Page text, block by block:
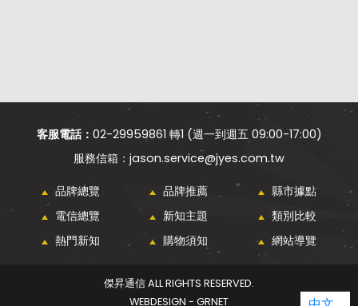
客服電話： 02-29959861 轉1 (週一到週五 09:00-17:00)
jason.service@jyes.com.tw
品牌總覽 品牌推薦
縣市據點
電信總覽
新知主題
類別比較
熱門新知
購物須知 網站導覽
傑昇通信 ALL RIGHTS RESERVED.
WEBDESIGN - GRNET